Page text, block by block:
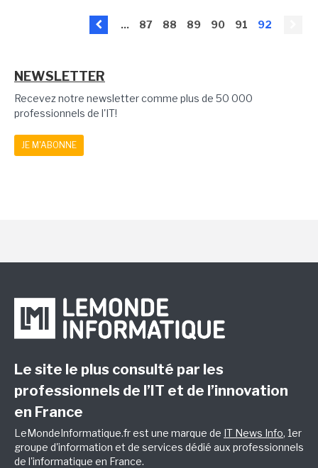
... 87 88 89 90 91 92
NEWSLETTER
Recevez notre newsletter comme plus de 50 000
professionnels de l'IT!
JE M'ABONNE
Le site le plus consulté par les
professionnels de l’IT et de l’innovation
en France
LeMondeInformatique.fr est une marque de IT News Info, 1er
groupe d'information et de services dédié aux professionnels
de l'informatique en France.